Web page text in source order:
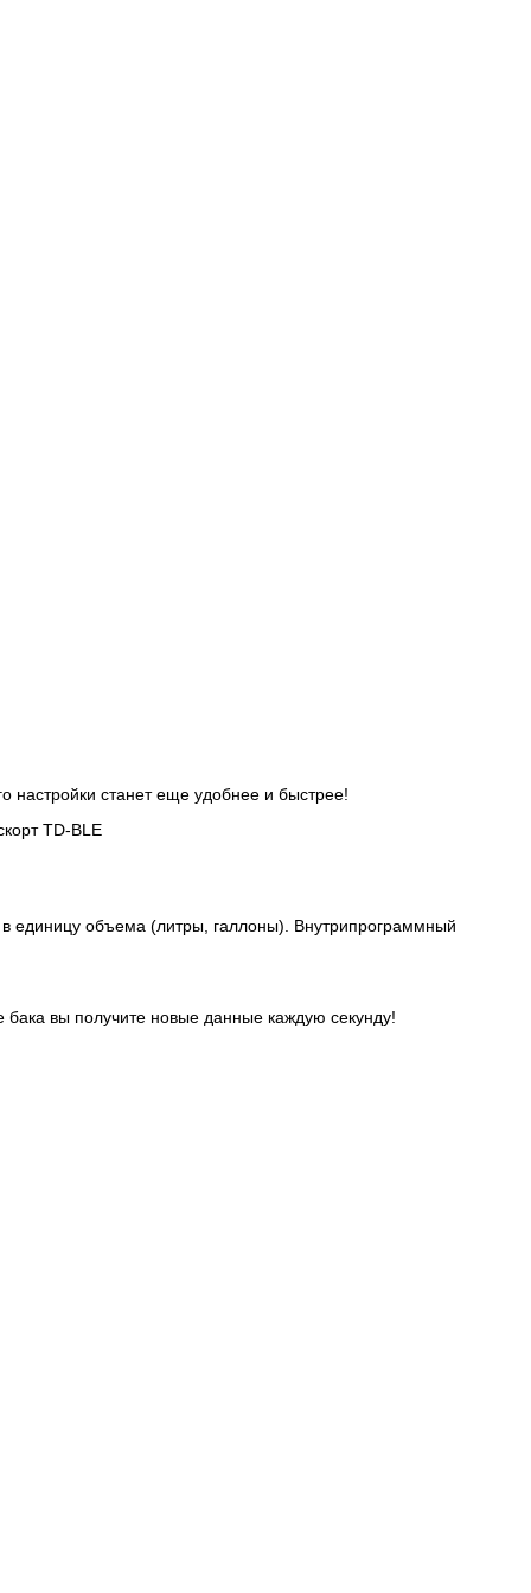
настройки станет еще удобнее и быстрее!
в единицу объема (литры, галлоны). Внутрипрограммный
вы получите новые данные каждую секунду!